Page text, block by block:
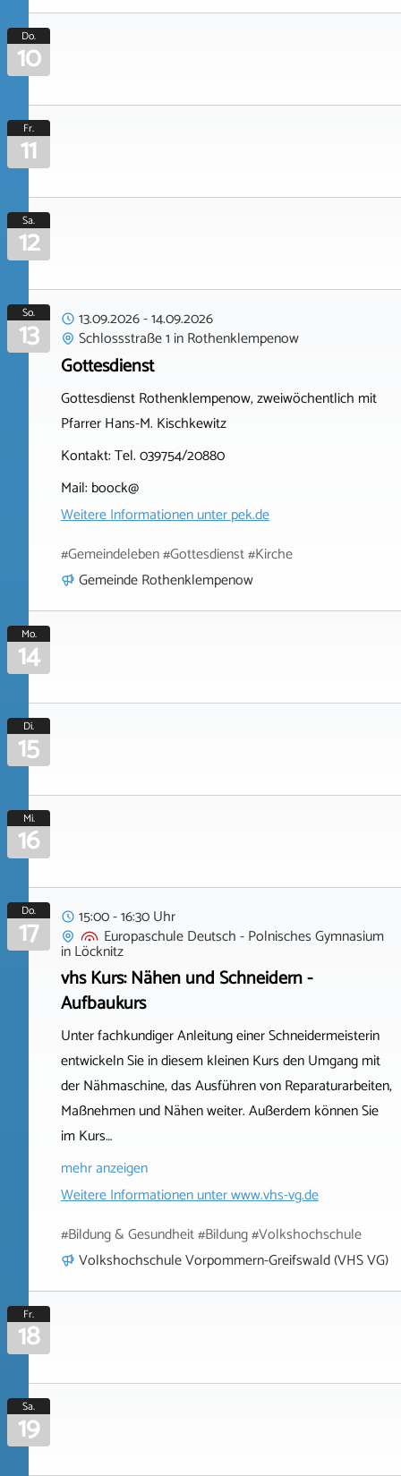
Do.
10
Fr.
11
Sa.
12
So.
13 13.09.2026-14.09.2026
Schlossstraße 1 inRothenklempenow
Gottesdienst
Gottesdienst Rothenklempenow, zweiwöchentlich mit
Pfarrer Hans-M. Kischkewitz
Kontakt: Tel. 039754/20880
Mail: boock@
Weitere Informationen unterpek.de
#Gemeindeleben #Gottesdienst #Kirche
Gemeinde Rothenklempenow
Mo.
14
Di.
15
Mi.
16
Do.
17
15:00 - 16:30 Uhr
Europaschule Deutsch - Polnisches Gymnasium
inLöcknitz
vhs Kurs: Nähen und Schneidern -
Aufbaukurs
Unter fachkundiger Anleitung einer Schneidermeisterin
entwickeln Sie in diesem kleinen Kurs den Umgang mit
der Nähmaschine, das Ausführen von Reparaturarbeiten,
Maßnehmen und Nähen weiter. Außerdem können Sie
im Kurs…
mehr anzeigen
Weitere Informationen unterwww.vhs-vg.de
#Bildung & Gesundheit #Bildung #Volkshochschule
Volkshochschule Vorpommern-Greifswald (VHS VG)
Fr.
18
Sa.
19